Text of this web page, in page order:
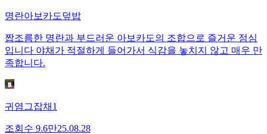
명란아보카도덮밥
짭조름한 명란과 부드러운 아보카도의 조합으로 즐거운 점심
입니다 야채가 적절하게 들어가서 식감을 놓치지 않고 매우 만
족합니다.
귀염그잡채1
조회수 9.6만25.08.28